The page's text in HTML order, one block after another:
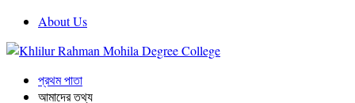
About Us
প্রথম পাতা
আমাদের তথ্য